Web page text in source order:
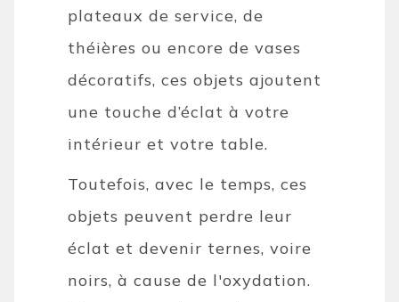
plateaux de service, de
théières ou encore de vases
décoratifs, ces objets ajoutent
une touche d’éclat à votre
intérieur et votre table.
Toutefois, avec le temps, ces
objets peuvent perdre leur
éclat et devenir ternes, voire
noirs, à cause de l'oxydation.